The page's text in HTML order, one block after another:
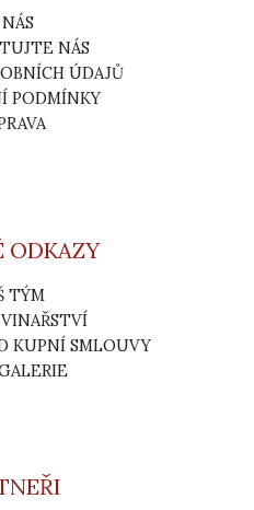
NÁS
ÚDAJŮ
PODMÍNKY
ODKAZY
TÝM
KUPNÍ SMLOUVY